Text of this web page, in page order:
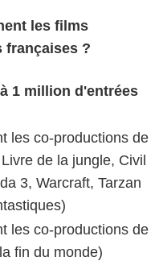
les films
françaises ?
1 million d'entrées
les co-productions de
de la jungle, Civil
3, Warcraft, Tarzan
les co-productions de
fin du monde)